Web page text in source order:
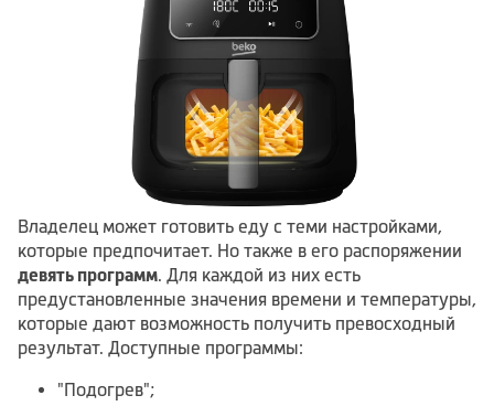
Владелец может готовить еду с теми настройками,
которые предпочитает. Но также в его распоряжении
девять программ. Для каждой из них есть
предустановленные значения времени и температуры,
которые дают возможность получить превосходный
результат. Доступные программы:
"Подогрев";